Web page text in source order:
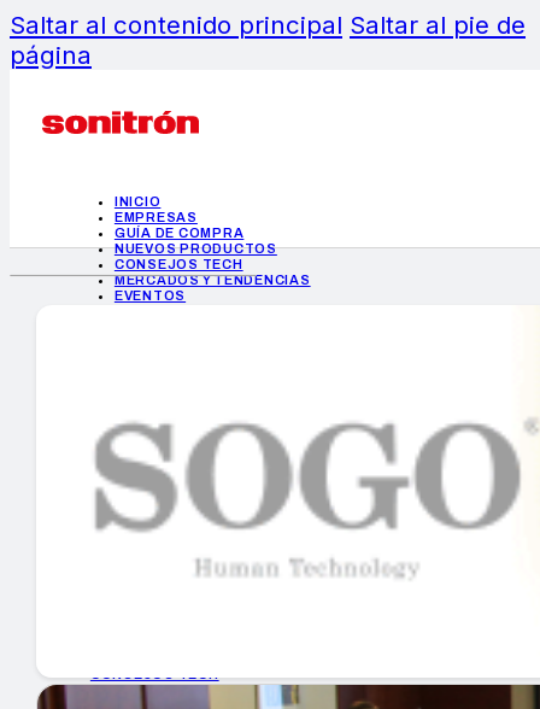
Saltar al contenido principal Saltar al pie de
página
INICIO
EMPRESAS
GUÍA DE COMPRA
NUEVOS PRODUCTOS
CONSEJOS TECH
MERCADOS Y TENDENCIAS
EVENTOS
INICIO
EMPRESAS
GUÍA DE COMPRA